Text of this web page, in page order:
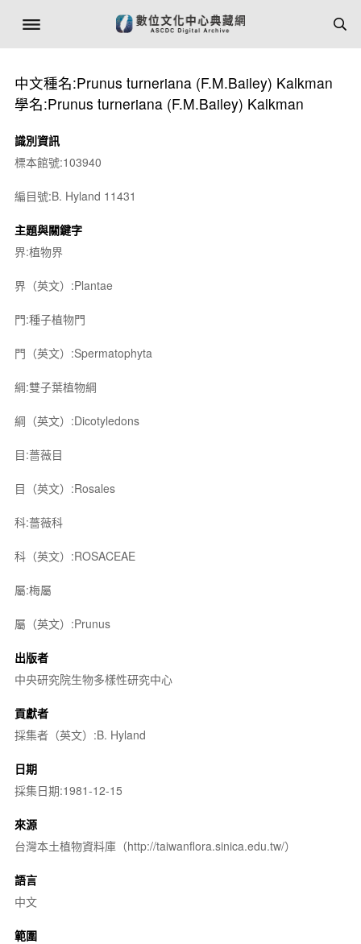
中文種名:Prunus turneriana (F.M.Bailey) Kalkman
學名:Prunus turneriana (F.M.Bailey) Kalkman
識別資訊
標本館號:103940
編目號:B. Hyland 11431
主題與關鍵字
界:植物界
界（英文）:Plantae
門:種子植物門
門（英文）:Spermatophyta
綱:雙子葉植物綱
綱（英文）:Dicotyledons
目:薔薇目
目（英文）:Rosales
科:薔薇科
科（英文）:ROSACEAE
屬:梅屬
屬（英文）:Prunus
出版者
中央研究院生物多樣性研究中心
貢獻者
採集者（英文）:B. Hyland
日期
採集日期:1981-12-15
來源
台灣本土植物資料庫（http://taiwanflora.sinica.edu.tw/）
語言
中文
範圍